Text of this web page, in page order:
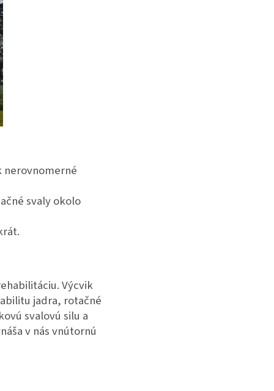
nerovnomerné
svaly okolo
Výcvik
jadra, rotačné
svalovú silu a
v nás vnútornú